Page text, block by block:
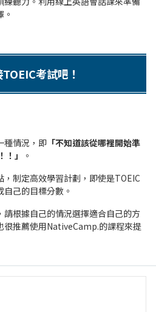
考試吧！
種情況，即 「不知道該從哪裡開始準
」
。
，制定高效學習計劃，即使是TOEIC
己的目標分數。
根據自己的情況選擇適合自己的方
很推薦使用NativeCamp.的課程來提